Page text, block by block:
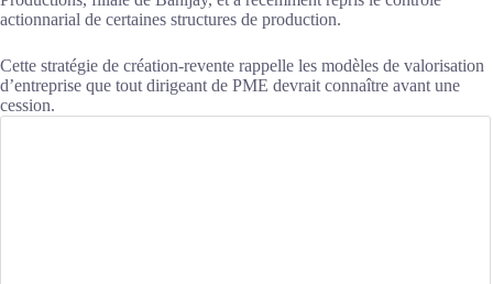
actionnarial de certaines structures de production.
Cette stratégie de création-revente rappelle les modèles de valorisation
d’entreprise que tout dirigeant de PME devrait connaître avant une
cession.